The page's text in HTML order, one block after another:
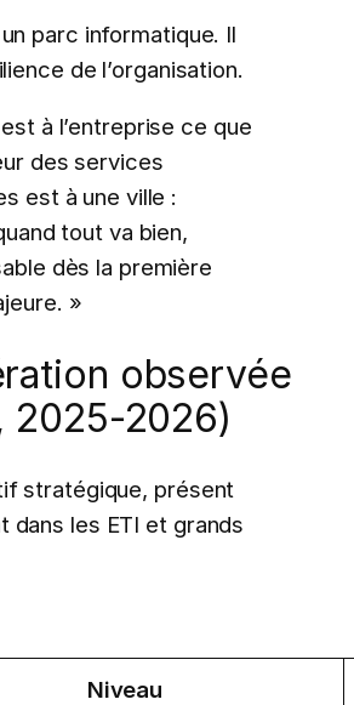
parc informatique. Il
de l’organisation.
à l’entreprise ce que
des services
est à une ville :
tout va bien,
dès la première
»
observée
2025-2026)
stratégique, présent
dans les ETI et grands
Niveau